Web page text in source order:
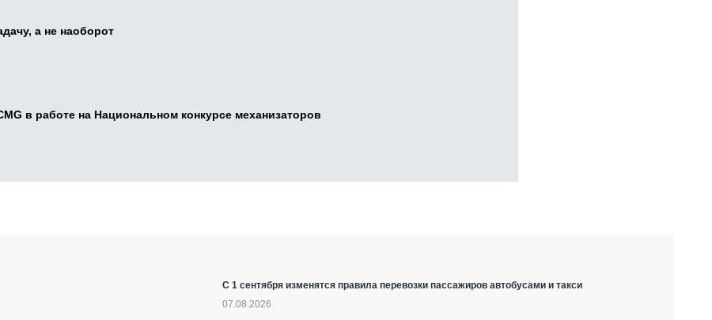
а не наоборот
в работе на Национальном конкурсе механизаторов
С 1 сентября изменятся правила перевозки пассажиров автобусами и такси
07.08.2026